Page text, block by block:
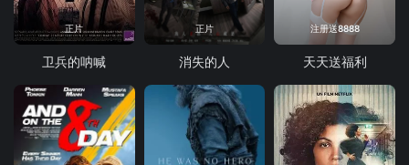
正片
卫兵的呐喊
正片
消失的人
注册送8888
天天送福利